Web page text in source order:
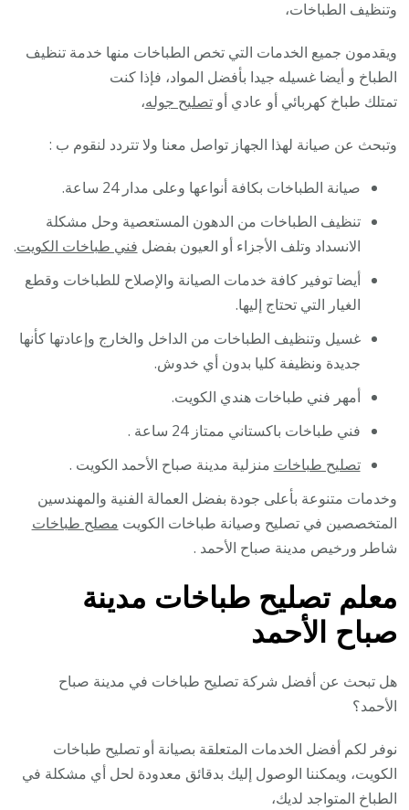
وتنظيف الطباخات،
ويقدمون جميع الخدمات التي تخص الطباخات منها خدمة تنظيف
الطباخ و أيضا غسيله جيدا بأفضل المواد، فإذا كنت
تمتلك طباخ كهربائي أو عادي أوتصليح جوله،
وتبحث عن صيانة لهذا الجهاز تواصل معنا ولا تتردد لنقوم ب :
صيانة الطباخات بكافة أنواعها وعلى مدار 24 ساعة.
تنظيف الطباخات من الدهون المستعصية وحل مشكلة
الانسداد وتلف الأجزاء أو العيون بفضل فني طباخات الكويت.
أيضا توفير كافة خدمات الصيانة والإصلاح للطباخات وقطع
الغيار التي تحتاج إليها.
غسيل وتنظيف الطباخات من الداخل والخارج وإعادتها كأنها
جديدة ونظيفة كليا بدون أي خدوش.
أمهر فني طباخات هندي الكويت.
فني طباخات باكستاني ممتاز 24 ساعة .
تصليح طباخات منزلية مدينة صباح الأحمد الكويت .
وخدمات متنوعة بأعلى جودة بفضل العمالة الفنية والمهندسين
المتخصصين في تصليح وصيانة طباخات الكويت مصلح طباخات
شاطر ورخيص مدينة صباح الأحمد .
معلم تصليح طباخات مدينة
صباح الأحمد
هل تبحث عن أفضل شركة تصليح طباخات في مدينة صباح
الأحمد؟
نوفر لكم أفضل الخدمات المتعلقة بصيانة أو تصليح طباخات
الكويت، ويمكننا الوصول إليك بدقائق معدودة لحل أي مشكلة في
الطباخ المتواجد لديك،